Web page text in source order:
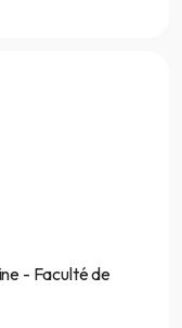
- Faculté de